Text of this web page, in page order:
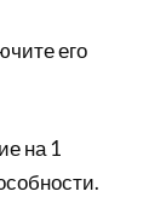
его
на 1